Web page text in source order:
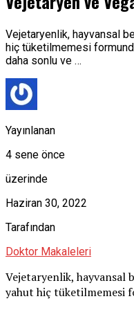
Vejetaryenlik, hayvansal
hiç tüketilmemesi
daha sonlu ve …
Yayınlanan
4 sene önce
üzerinde
Haziran 30, 2022
Tarafından
Doktor Makaleleri
Vejetaryenlik,
yahut hiç tüketilmemesi